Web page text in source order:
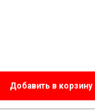
Добавить в корзину